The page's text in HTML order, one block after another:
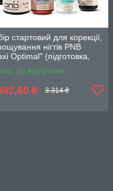
стартовий для корекції,
нігтів PNB
Optimal" (підготовка,
фініш, аксесуари)
до відправки
₴ 3 314 ₴